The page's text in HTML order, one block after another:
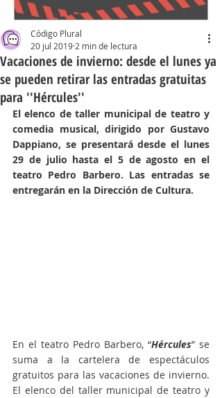
Vacaciones de invierno: desde el lunes ya
se pueden retirar las entradas gratuitas
para ''Hércules''
Código Plural
20 jul 2019 2 min de lectura
El elenco de taller municipal de teatro y
comedia musical, dirigido por Gustavo
Dappiano, se presentará desde el lunes
29 de julio hasta el 5 de agosto en el
teatro Pedro Barbero. Las entradas se
entregarán en la Dirección de Cultura.
En el teatro Pedro Barbero, “Hércules” se
suma a la cartelera de espectáculos
gratuitos para las vacaciones de invierno.
El elenco del taller municipal de teatro y